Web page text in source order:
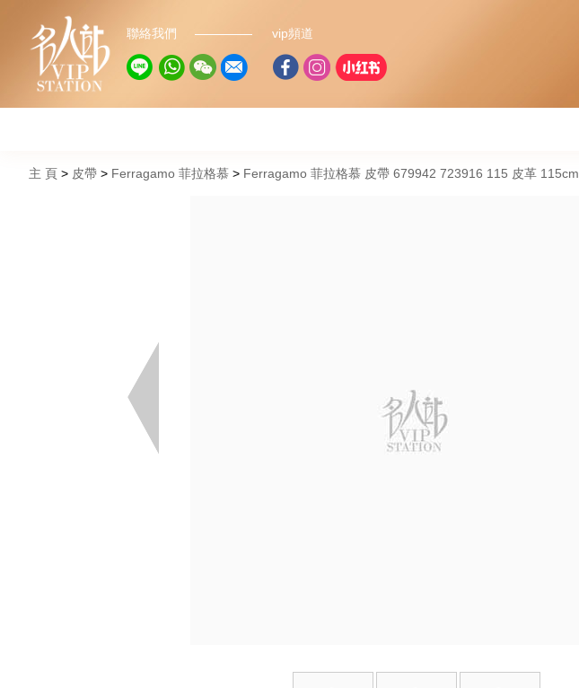
聯絡我們 vip頻道
主 頁 皮帶 Ferragamo 菲拉格慕 Ferragamo 菲拉格慕 皮帶 679942 723916 115 皮革 115cm